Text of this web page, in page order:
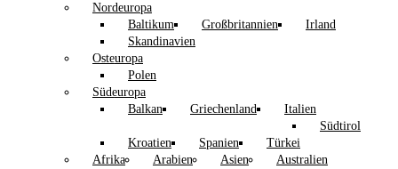
Nordeuropa
Baltikum
Großbritannien
Irland
Skandinavien
Osteuropa
Polen
Südeuropa
Balkan
Griechenland
Italien
Südtirol
Kroatien
Spanien
Türkei
Afrika
Arabien Asien
Australien